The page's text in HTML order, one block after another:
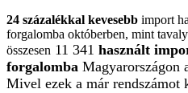
24 százalékkal kevesebb import
forgalomba októberben, mint
összesen 11 341 használt
forgalomba Magyarországon
Mivel ezek a már rendszámot